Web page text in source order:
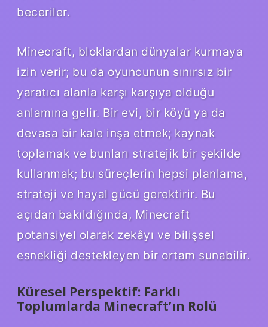
beceriler.
Minecraft, bloklardan dünyalar kurmaya
izin verir; bu da oyuncunun sınırsız bir
yaratıcı alanla karşı karşıya olduğu
anlamına gelir. Bir evi, bir köyü ya da
devasa bir kale inşa etmek; kaynak
toplamak ve bunları stratejik bir şekilde
kullanmak; bu süreçlerin hepsi planlama,
strateji ve hayal gücü gerektirir. Bu
açıdan bakıldığında, Minecraft
potansiyel olarak zekâyı ve bilişsel
esnekliği destekleyen bir ortam sunabilir.
Küresel Perspektif: Farklı
Toplumlarda Minecraft’ın Rolü